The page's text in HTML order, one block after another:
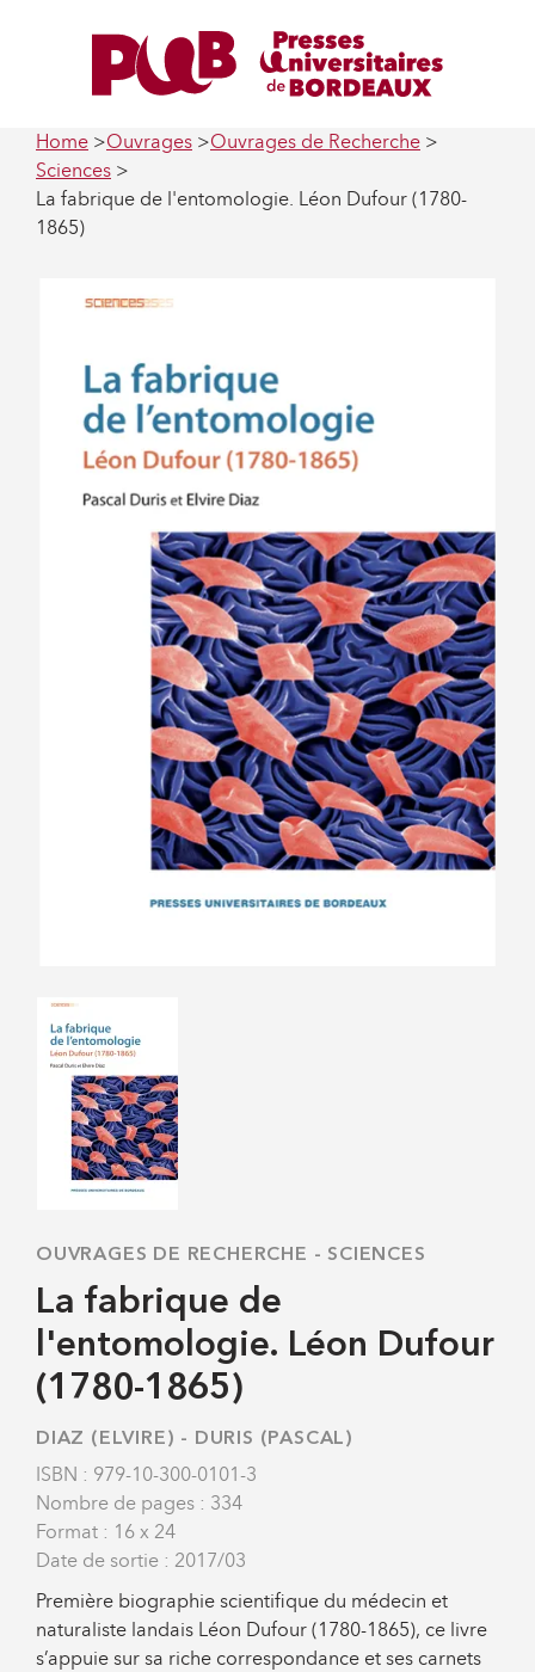
Home Ouvrages
Ouvrages de Recherche
Sciences
La fabrique de l'entomologie. Léon Dufour (1780-
1865)
OUVRAGES DE RECHERCHE -SCIENCES
La fabrique de
l'entomologie. Léon Dufour
(1780-1865)
DIAZ (ELVIRE) - DURIS (PASCAL)
ISBN : 979-10-300-0101-3
Nombre de pages : 334
Format : 16 x 24
Date de sortie : 2017/03
Première biographie scientifique du médecin et
naturaliste landais Léon Dufour (1780-1865), ce livre
s’appuie sur sa riche correspondance et ses carnets